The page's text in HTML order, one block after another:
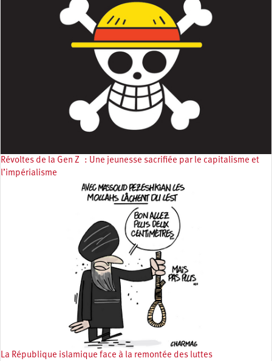
Révoltes de la Gen Z : Une jeunesse sacrifiée par le capitalisme et
l’impérialisme
La République islamique face à la remontée des luttes